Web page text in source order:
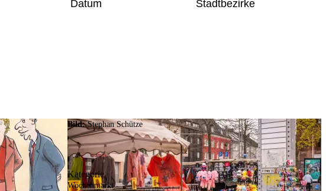
Datum Stadtbezirke
Bild:Stephan Schütze
Kategorie
Wochenmarkt